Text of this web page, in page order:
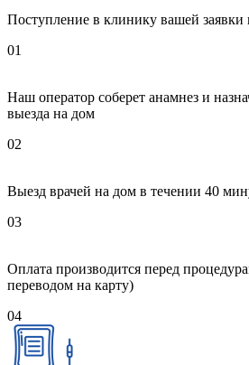
Поступление в клинику вашей заявки
01
Наш оператор соберет анамнез и
выезда на дом
02
Выезд врачей на дом в течении 40
03
Оплата производится перед
переводом на карту)
04